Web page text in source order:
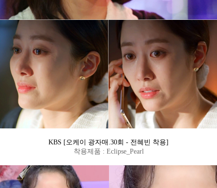
KBS [오케이 광자매.30회 - 전혜빈 착용]
착용제품 : Eclipse_Pearl